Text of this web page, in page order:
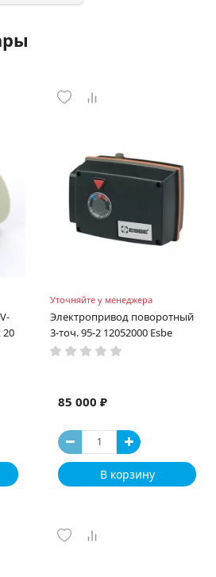
20
Уточняйте у менеджера
Электропривод поворотный
3-точ. 95-2 12052000 Esbe
85 000 ₽
В корзину